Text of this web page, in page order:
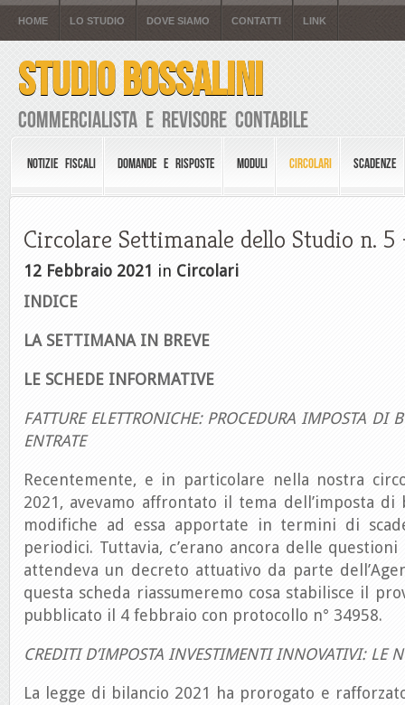
HOME LO STUDIO DOVE SIAMO CONTATTI LINK
STUDIO BOSSALINI
Commercialista e Revisore Contabile
NOTIZIE FISCALI DOMANDE E RISPOSTE MODULI CIRCOLARI SCADENZE
Circolare Settimanale dello Studio n. 5
12 Febbraio 2021 in Circolari
INDICE
LA SETTIMANA IN BREVE
LE SCHEDE INFORMATIVE
FATTURE ELETTRONICHE: PROCEDURA IMPOSTA DI
ENTRATE
Recentemente, e in particolare nella nostra
2021, avevamo affrontato il tema dell’imposta
modifiche ad essa apportate in termini di
periodici. Tuttavia, c’erano ancora delle
attendeva un decreto attuativo da parte
questa scheda riassumeremo cosa stabilisce il
pubblicato il 4 febbraio con protocollo n° 34958.
CREDITI D’IMPOSTA INVESTIMENTI INNOVATIVI: LE
La legge di bilancio 2021 ha prorogato e